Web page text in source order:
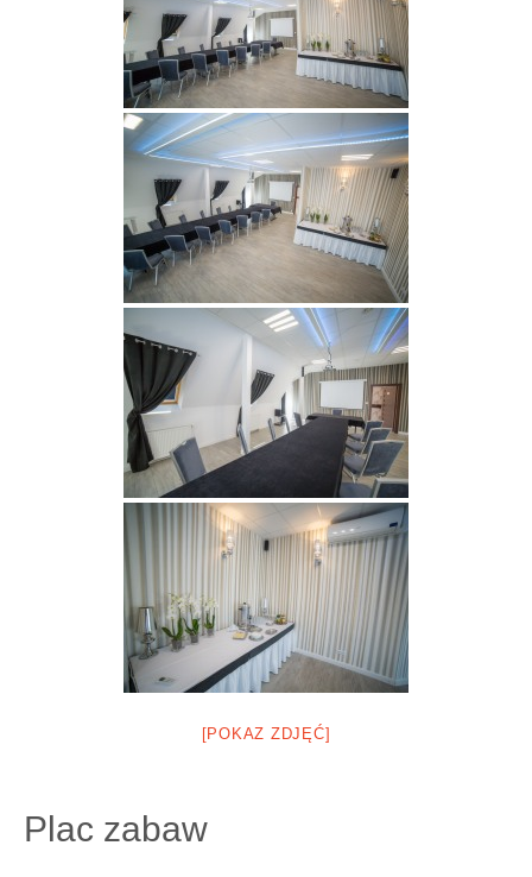
[POKAZ ZDJĘĆ]
Plac zabaw